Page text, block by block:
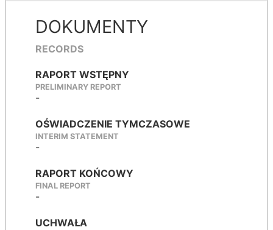
DOKUMENTY
RECORDS
RAPORT WSTĘPNY
PRELIMINARY REPORT
-
OŚWIADCZENIE TYMCZASOWE
INTERIM STATEMENT
-
RAPORT KOŃCOWY
FINAL REPORT
-
UCHWAŁA